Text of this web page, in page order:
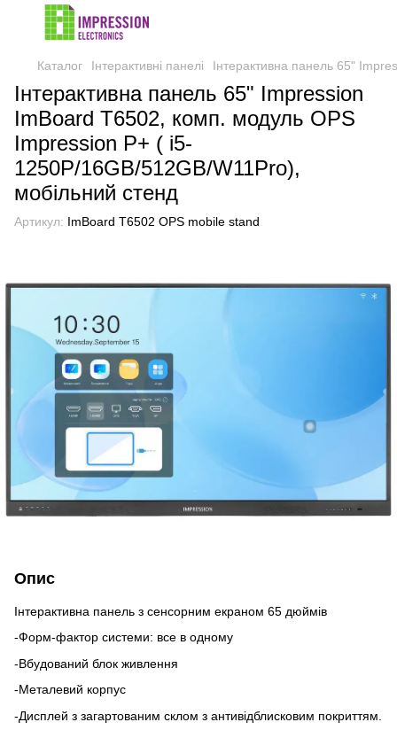
Каталог Інтерактивні панелі Інтерактивна панель 65"
Інтерактивна панель 65" Impression
ImBoard T6502, комп. модуль OPS
Impression P+ ( i5-
1250P/16GB/512GB/W11Pro),
мобільний стенд
Артикул: ImBoard T6502 OPS mobile stand
Опис
Інтерактивна панель з сенсорним екраном 65 дюймів
-Форм-фактор системи: все в одному
-Вбудований блок живлення
-Металевий корпус
-Дисплей з загартованим склом з антивідблисковим покриттям.